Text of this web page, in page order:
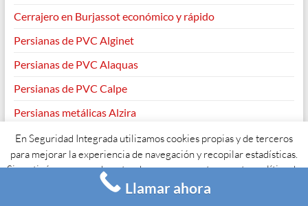
Cerrajero en Burjassot económico y rápido
Persianas de PVC Alginet
Persianas de PVC Alaquas
Persianas de PVC Calpe
Persianas metálicas Alzira
Copyright © 2026. Todos los derechos reservados. TemaSpaciousde
ThemeGrill. Funciona con: WordPress
En Seguridad Integrada utilizamos cookies propias y de terceros
para mejorar la experiencia de navegación y recopilar estadísticas.
Si continúas navegando entendemos que aceptas nuestra política de
cookies y su uso.
Acepto Leer más
Llamar ahora